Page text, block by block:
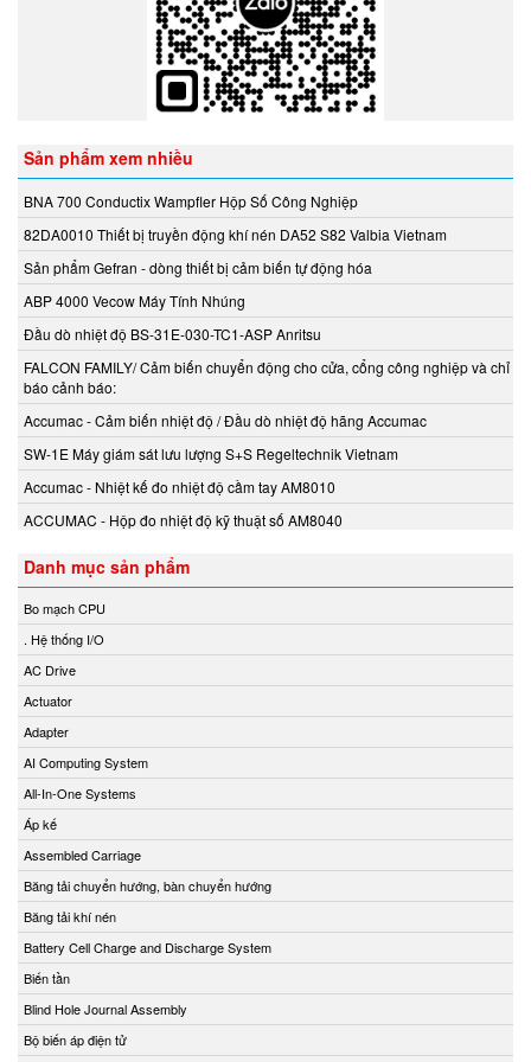
Biuged Vietnam
Brecon Vietnam
Bronkhorst
Brook Instrument
Brook Instrument Vietnam
Burkert
caimi vietnam
CanNeed
Celduc
CENTEC
Chalmit
Checkline
Chemyx Vietnam
Chino
Chongqing Chuke
Chongqing Huaneng
Clake/Fololo
COMFILETECH
Conductix Wampfler
Core insight Vietnam
Cosa-Xentaur
Cosel Vietnam
Crowcon
Crydom
CS-Instruments
Daito Kogyo
Danfoss
DEESYS Việt Nam
DELTA + ELEKTROGAS
Sản phẩm xem nhiều
BNA 700 Conductix Wampfler Hộp Số Công Nghiệp
82DA0010 Thiết bị truyền động khí nén DA52 S82 Valbia Vietnam
Sản phẩm Gefran - dòng thiết bị cảm biến tự động hóa
ABP 4000 Vecow Máy Tính Nhúng
Đầu dò nhiệt độ BS-31E-030-TC1-ASP Anritsu
FALCON FAMILY/ Cảm biến chuyển động cho cửa, cổng công nghiệp và chỉ
báo cảnh báo:
Accumac - Cảm biến nhiệt độ / Đầu dò nhiệt độ hãng Accumac
SW-1E Máy giám sát lưu lượng S+S Regeltechnik Vietnam
Accumac - Nhiệt kế đo nhiệt độ cầm tay AM8010
ACCUMAC - Hộp đo nhiệt độ kỹ thuật số AM8040
Danh mục sản phẩm
Bo mạch CPU
. Hệ thống I/O
AC Drive
Actuator
Adapter
AI Computing System
All-In-One Systems
Áp kế
Assembled Carriage
Băng tải chuyển hướng, bàn chuyển hướng
Băng tải khí nén
Battery Cell Charge and Discharge System
Biến tần
Blind Hole Journal Assembly
Bộ biến áp điện tử